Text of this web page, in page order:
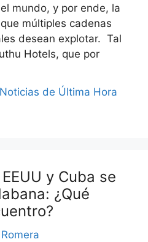
mundo, y por ende, la
múltiples cadenas
desean explotar. Tal
Hotels, que por
Noticias de Última Hora
y Cuba se
¿Qué